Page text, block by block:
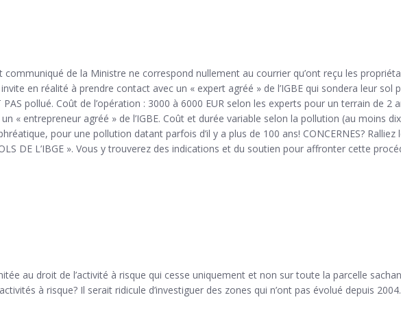
communiqué de la Ministre ne correspond nullement au courrier qu’ont reçu les
en réalité à prendre contact avec un « expert agréé » de l’IGBE qui sondera leur
PAS pollué. Coût de l’opération : 3000 à 6000 EUR selon les experts pour un terrain de
« entrepreneur agréé » de l’IGBE. Coût et durée variable selon la pollution (au moins
pour une pollution datant parfois d’il y a plus de 100 ans! CONCERNES? Ralliez
DE L’IBGE ». Vous y trouverez des indications et du soutien pour affronter cette
au droit de l’activité à risque qui cesse uniquement et non sur toute la parcelle
à risque? Il serait ridicule d’investiguer des zones qui n’ont pas évolué depuis